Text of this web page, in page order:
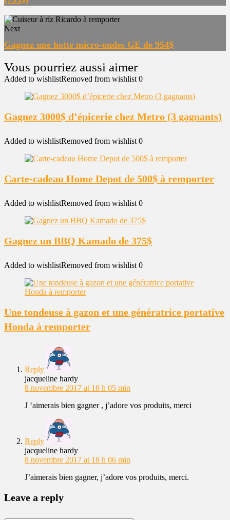
Next
Gagnez une hotte micro-ondes GE de 954$
Added to wishlistRemoved from wishlist 0
Gagnez 3000$ d’épicerie chez Metro (3 gagnants)
Added to wishlistRemoved from wishlist 0
Carte-cadeau Home Depot de 500$ à remporter
Added to wishlistRemoved from wishlist 0
Gagnez un BBQ Kamado de 375$
Added to wishlistRemoved from wishlist 0
Une tondeuse à gazon et une génératrice portative
Honda à remporter
Reply
jacqueline hardy
8 novembre 2017 at 18 h 05 min
J ‘aimerais bien gagner , j’adore vos produits, merci
Reply
jacqueline hardy
8 novembre 2017 at 18 h 06 min
J’aimerais bien gagner, j’adore vos produits, merci.
Leave a reply